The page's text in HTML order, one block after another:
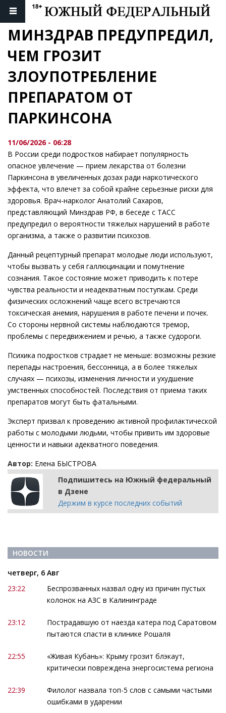
МИНЗДРАВ ПРЕДУПРЕДИЛ,
ЧЕМ ГРОЗИТ
ЗЛОУПОТРЕБЛЕНИЕ
ПРЕПАРАТОМ ОТ
ПАРКИНСОНА
11/06/2026 - 06:28
В России среди подростков набирает популярность
опасное увлечение — прием лекарства от болезни
Паркинсона в увеличенных дозах ради наркотического
эффекта, что влечет за собой крайне серьезные риски для
здоровья. Врач-нарколог Анатолий Сахаров,
представляющий Минздрав РФ, в беседе с ТАСС
предупредил о вероятности тяжелых нарушений в работе
организма, а также о развитии психозов.
Данный рецептурный препарат молодые люди используют,
чтобы вызвать у себя галлюцинации и помутнение
сознания. Такое состояние может приводить к потере
чувства реальности и неадекватным поступкам. Среди
физических осложнений чаще всего встречаются
токсическая анемия, нарушения в работе печени и почек.
Со стороны нервной системы наблюдаются тремор,
проблемы с передвижением и речью, а также судороги.
Психика подростков страдает не меньше: возможны резкие
перепады настроения, бессонница, а в более тяжелых
случаях — психозы, изменения личности и ухудшение
умственных способностей. Последствия от приема таких
препаратов могут быть фатальными.
Эксперт призвал к проведению активной профилактической
работы с молодыми людьми, чтобы привить им здоровые
ценности и навыки адекватного поведения.
Автор: Елена БЫСТРОВА
Подпишитесь на Южный федеральный
в Дзене
Держим в курсе последних событий
НОВОСТИ
четверг, 6 Авг
23:22
Беспрозванных назвал одну из причин пустых
колонок на АЗС в Калининграде
23:12
Пострадавшую от наезда катера под Саратовом
пытаются спасти в клинике Рошаля
22:55
«Живая Кубань»: Крыму грозит блэкаут,
критически повреждена энергосистема региона
22:39
Филолог назвала топ-5 слов с самыми частыми
ошибками в ударении